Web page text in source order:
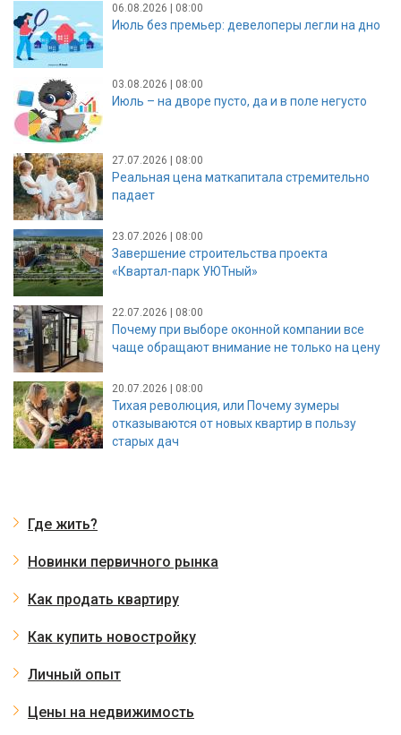
06.08.2026 | 08:00
Июль без премьер: девелоперы легли на дно
03.08.2026 | 08:00
Июль – на дворе пусто, да и в поле негусто
27.07.2026 | 08:00
Реальная цена маткапитала стремительно
падает
23.07.2026 | 08:00
Завершение строительства проекта
«Квартал-парк УЮТный»
22.07.2026 | 08:00
Почему при выборе оконной компании все
чаще обращают внимание не только на цену
20.07.2026 | 08:00
Тихая революция, или Почему зумеры
отказываются от новых квартир в пользу
старых дач
Где жить?
Новинки первичного рынка
Как продать квартиру
Как купить новостройку
Личный опыт
Цены на недвижимость